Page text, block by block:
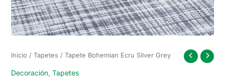
Inicio / Tapetes / Tapete Bohemian Ecru Silver Grey
Decoración, Tapetes